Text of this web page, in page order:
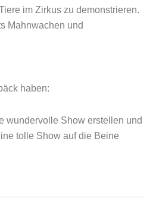
im Zirkus zu demonstrieren.
Mahnwachen und
haben:
wundervolle Show erstellen und
tolle Show auf die Beine